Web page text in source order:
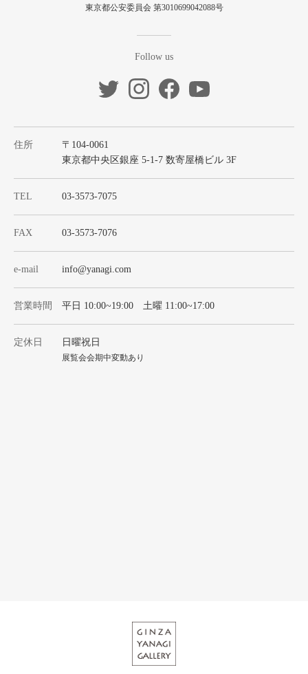
東京都公安委員会 第3010699042088号
Follow us
住所
〒104-0061
東京都中央区銀座 5-1-7 数寄屋橋ビル 3F
TEL 03-3573-7075
FAX 03-3573-7076
e-mail info@yanagi.com
営業時間 平日 10:00~19:00 土曜 11:00~17:00
定休日 日曜祝日
展覧会会期中変動あり